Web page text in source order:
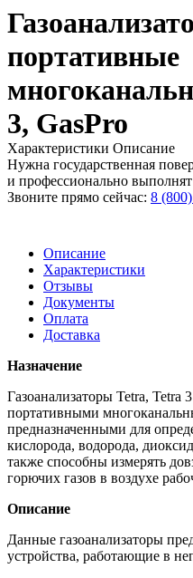
портативные
3, GasPro
Характеристики Описание
Нужна государственная
и профессионально выполнят
Звоните прямо сейчас: 8
Описание
Характеристики
Отзывы
Документы
Оплата
Доставка
Назначение
Газоанализаторы Tetra, Tetra
портативными
предназначенными для
кислорода, водорода,
также способны измерять
горючих газов в воздухе
Описание
Данные газоанализаторы
устройства, работающие в